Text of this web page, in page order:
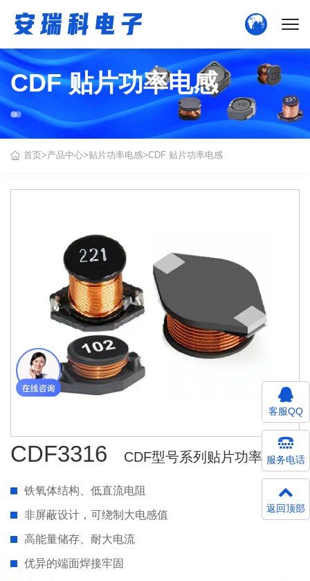
中文版
English
CDF 贴片功率电感
首页>产品中心>贴片功率电感>CDF 贴片功率电感
CDF3316 CDF型号系列贴片功率电感
铁氧体结构、低直流电阻
非屏蔽设计，可绕制大电感值
高能量储存、耐大电流
优异的端面焊接牢固
客服QQ
服务电话
返回顶部